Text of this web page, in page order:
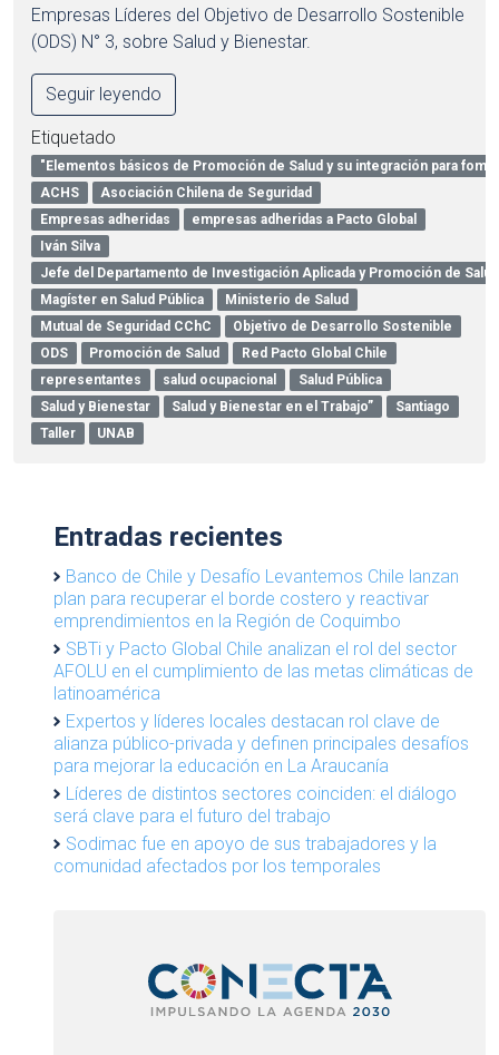
Empresas Líderes del Objetivo de Desarrollo Sostenible
(ODS) N° 3, sobre Salud y Bienestar.
Seguir leyendo
Etiquetado
"Elementos básicos de Promoción de Salud y su integración para
ACHS
Asociación Chilena de Seguridad
Empresas adheridas
empresas adheridas a Pacto Global
Iván Silva
Jefe del Departamento de Investigación Aplicada y Promoción de
Magíster en Salud Pública
Ministerio de Salud
Mutual de Seguridad CChC
Objetivo de Desarrollo Sostenible
ODS
Promoción de Salud
Red Pacto Global Chile
representantes
salud ocupacional
Salud Pública
Salud y Bienestar
Salud y Bienestar en el Trabajo”
Santiago
Taller
UNAB
Entradas recientes
Banco de Chile y Desafío Levantemos Chile lanzan
plan para recuperar el borde costero y reactivar
emprendimientos en la Región de Coquimbo
SBTi y Pacto Global Chile analizan el rol del sector
AFOLU en el cumplimiento de las metas climáticas de
latinoamérica
Expertos y líderes locales destacan rol clave de
alianza público-privada y definen principales desafíos
para mejorar la educación en La Araucanía
Líderes de distintos sectores coinciden: el diálogo
será clave para el futuro del trabajo
Sodimac fue en apoyo de sus trabajadores y la
comunidad afectados por los temporales